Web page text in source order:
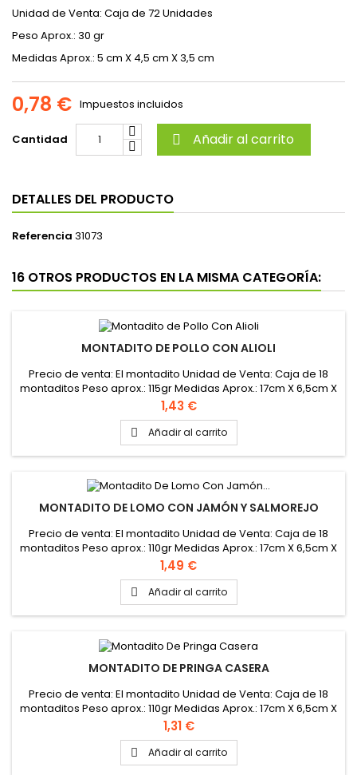
Unidad de Venta: Caja de 72 Unidades
Peso Aprox.: 30 gr
Medidas Aprox.: 5 cm X 4,5 cm X 3,5 cm
0,78 € Impuestos incluidos
Cantidad  Añadir al carrito
DETALLES DEL PRODUCTO
Referencia 31073
16 OTROS PRODUCTOS EN LA MISMA CATEGORÍA:
MONTADITO DE POLLO CON ALIOLI
Precio de venta: El montadito Unidad de Venta: Caja de 18
montaditos Peso aprox.: 115gr Medidas Aprox.: 17cm X 6,5cm X
3,5cm
Precio
1,43 €
 Añadir al carrito
MONTADITO DE LOMO CON JAMÓN Y SALMOREJO
Precio de venta: El montadito Unidad de Venta: Caja de 18
montaditos Peso aprox.: 110gr Medidas Aprox.: 17cm X 6,5cm X
3,5cm
Precio
1,49 €
 Añadir al carrito
MONTADITO DE PRINGA CASERA
Precio de venta: El montadito Unidad de Venta: Caja de 18
montaditos Peso aprox.: 110gr Medidas Aprox.: 17cm X 6,5cm X
3,5cm
Precio
1,31 €
 Añadir al carrito